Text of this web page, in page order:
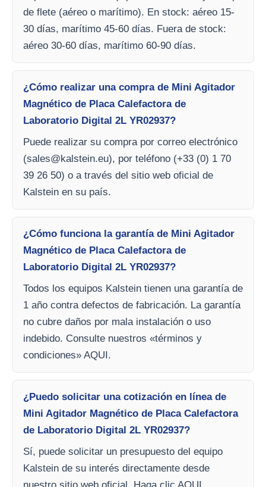
de flete (aéreo o marítimo). En stock: aéreo 15-
30 días, marítimo 45-60 días. Fuera de stock:
aéreo 30-60 días, marítimo 60-90 días.
¿Cómo realizar una compra de Mini Agitador
Magnético de Placa Calefactora de
Laboratorio Digital 2L YR02937?
Puede realizar su compra por correo electrónico
(sales@kalstein.eu), por teléfono (+33 (0) 1 70
39 26 50) o a través del sitio web oficial de
Kalstein en su país.
¿Cómo funciona la garantía de Mini Agitador
Magnético de Placa Calefactora de
Laboratorio Digital 2L YR02937?
Todos los equipos Kalstein tienen una garantía de
1 año contra defectos de fabricación. La garantía
no cubre daños por mala instalación o uso
indebido. Consulte nuestros «términos y
condiciones» AQUI.
¿Puedo solicitar una cotización en línea de
Mini Agitador Magnético de Placa Calefactora
de Laboratorio Digital 2L YR02937?
Sí, puede solicitar un presupuesto del equipo
Kalstein de su interés directamente desde